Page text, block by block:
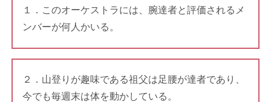
１．このオーケストラには、腕達者と評価されるメ
ンバーが何人かいる。
２．山登りが趣味である祖父は足腰が達者であり、
今でも毎週末は体を動かしている。